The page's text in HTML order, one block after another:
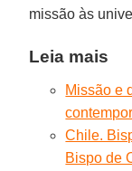
missão às
Leia mais
Missão e
Chile.
Bispo de